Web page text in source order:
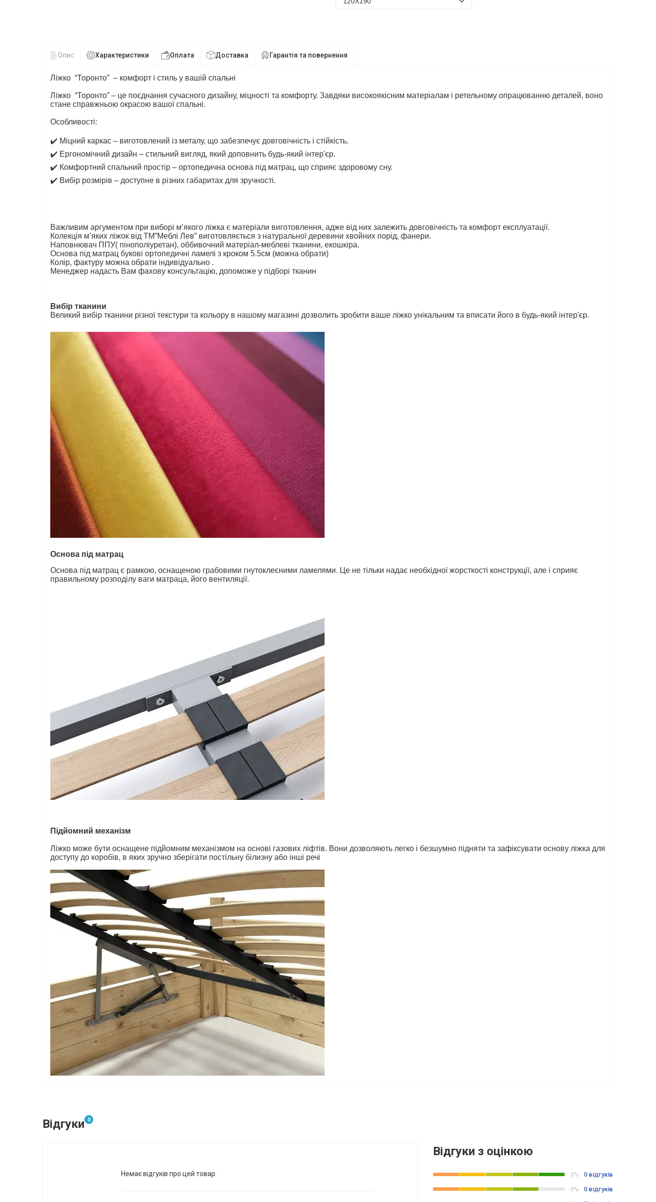
Опис Характеристики Оплата Доставка Гарантія та повернення
Ліжко “Торонто” – комфорт і стиль у вашій спальні
Ліжко “Торонто” – це поєднання сучасного дизайну, міцності та комфорту. Завдяки високоякісним матеріалам і ретельному опрацюванню деталей, воно
стане справжньою окрасою вашої спальні.
Особливості:
✔️ Міцний каркас – виготовлений із металу, що забезпечує довговічність і стійкість.
✔️ Ергономічний дизайн – стильний вигляд, який доповнить будь-який інтер'єр.
✔️ Комфортний спальний простір – ортопедична основа під матрац, що сприяє здоровому сну.
✔️ Вибір розмірів – доступне в різних габаритах для зручності.
Важливим аргументом при виборі м’якого ліжка є матеріали виготовлення, адже від них залежить довговічність та комфорт експлуатації.
Колекція м’яких ліжок від ТМ”Меблі Лев” виготовляється з натуральної деревини хвойних порід, фанери.
Наповнювач ППУ( пінополіуретан), оббивочний матеріал-меблеві тканини, екошкіра.
Основа під матрац букові ортопедичні ламелі з кроком 5.5см (можна обрати)
Колір, фактуру можна обрати індивідуально .
Менеджер надасть Вам фахову консультацію, допоможе у підборі тканин
Вибір тканини
Великий вибір тканини різної текстури та кольору в нашому магазині дозволить зробити ваше ліжко унікальним та вписати його в будь-який інтер'єр.
Основа під матрац
Основа під матрац є рамкою, оснащеною грабовими гнутоклеєними ламелями. Це не тільки надає необхідної жорсткості конструкції, але і сприяє
правильному розподілу ваги матраца, його вентиляції.
Підйомний механізм
Ліжко може бути оснащене підйомним механізмом на основі газових ліфтів. Вони дозволяють легко і безшумно підняти та зафіксувати основу ліжка для
доступу до коробів, в яких зручно зберігати постільну білизну або інші речі
Відгуки 0
Немає відгуків про цей товар.
Відгуки з оцінкою
0% 0 відгуків
0% 0 відгуків